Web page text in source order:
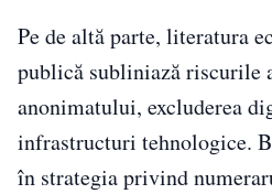
Pe de altă parte, literatura
publică subliniază riscurile
anonimatului, excluderea
infrastructuri tehnologice.
în strategia privind